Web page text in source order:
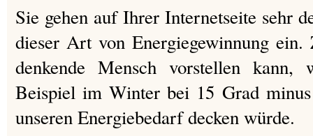
Sie gehen auf Ihrer Internetseite sehr
dieser Art von Energiegewinnung
denkende Mensch vorstellen
Beispiel im Winter bei 15 Grad
unseren Energiebedarf decken würde.